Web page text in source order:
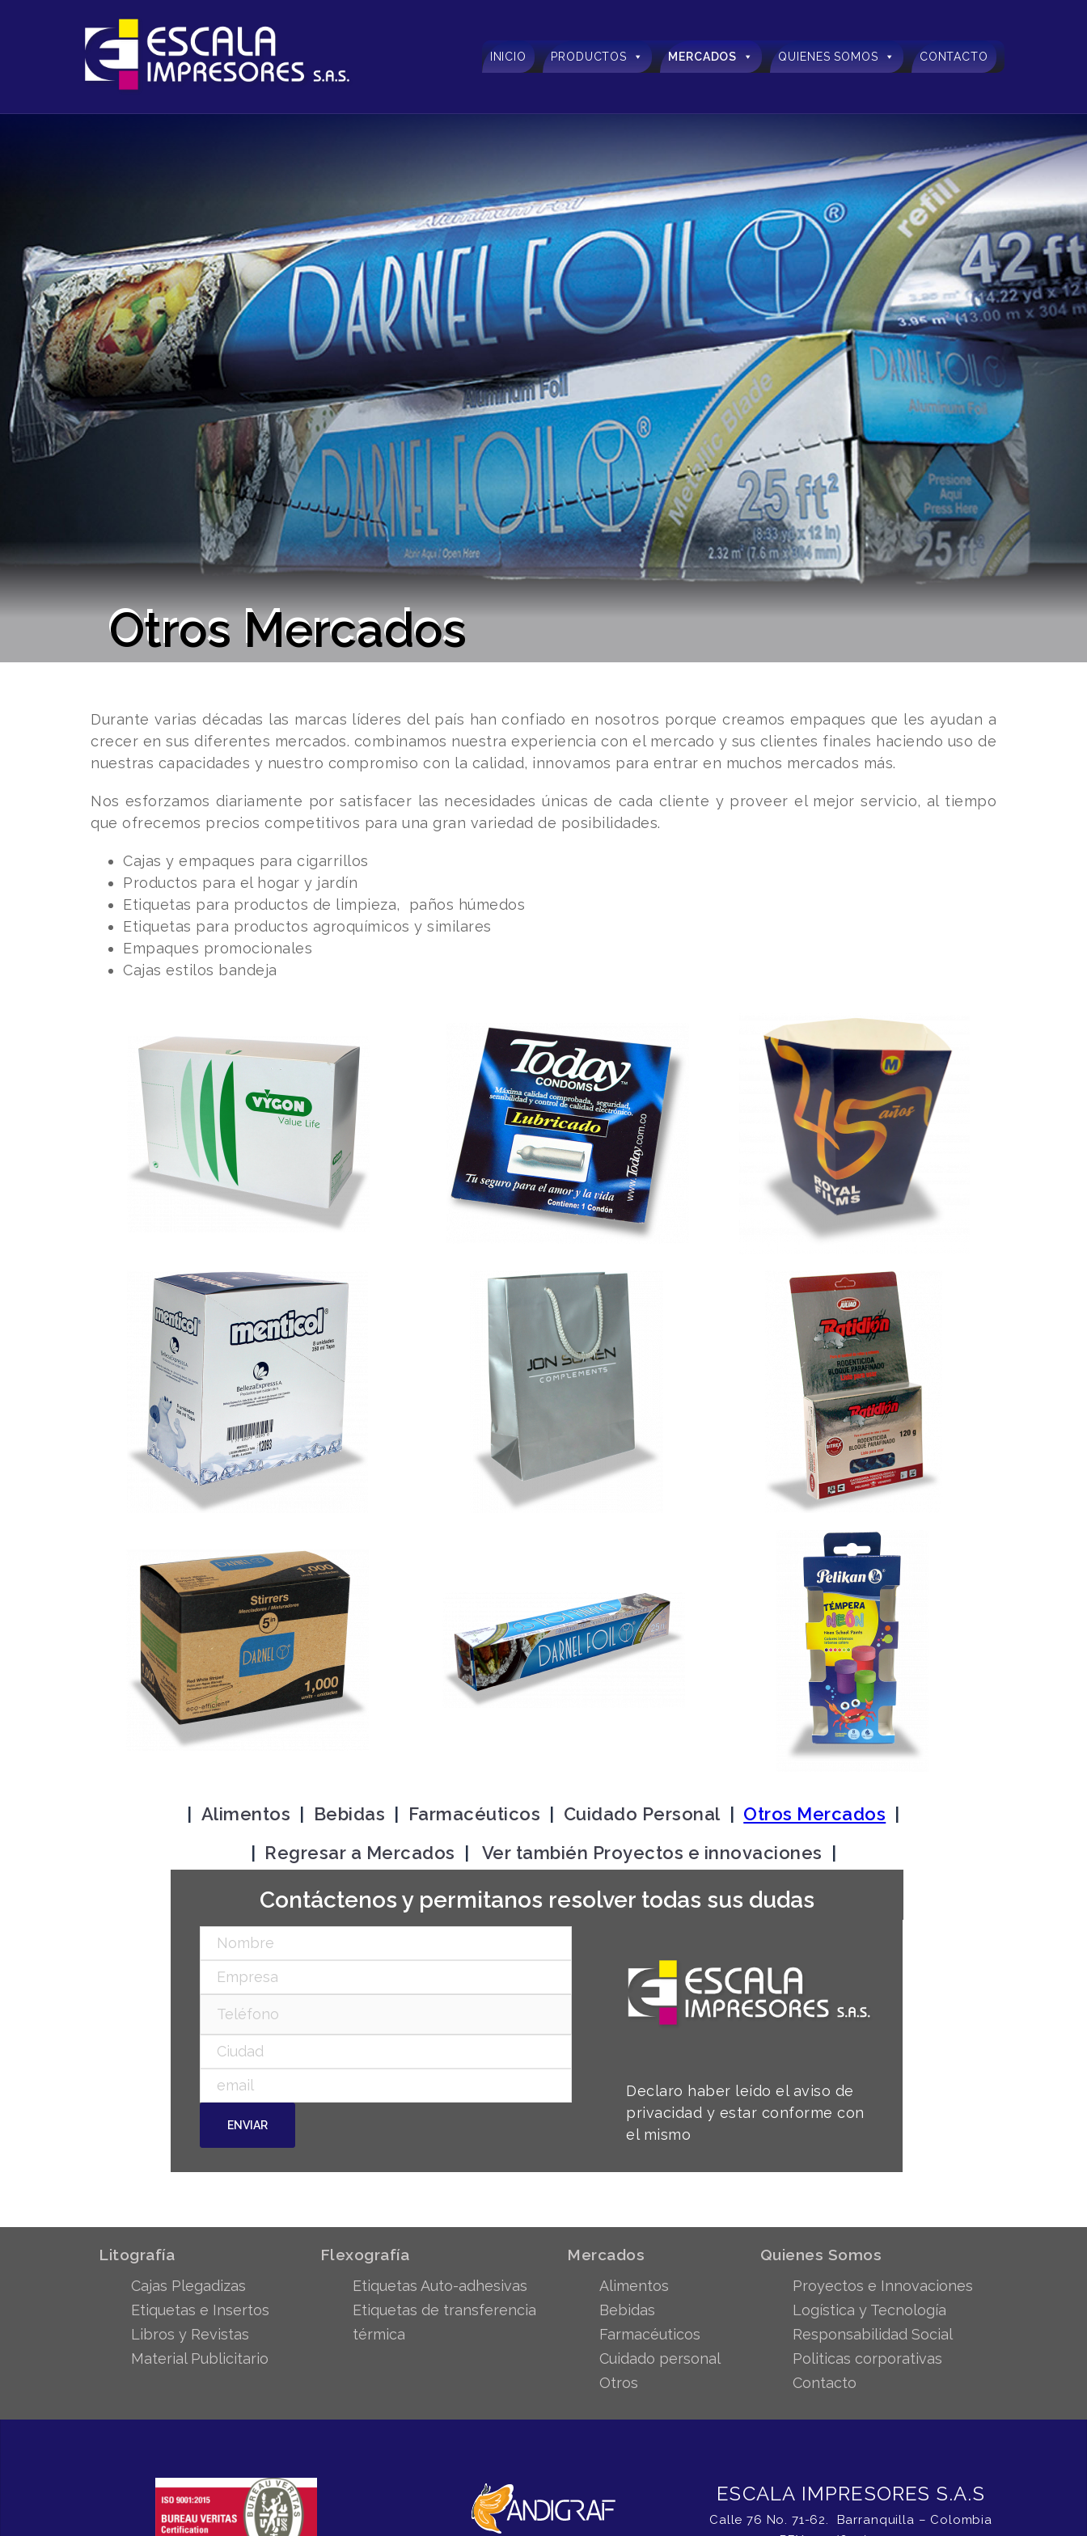
INICIO PRODUCTOS MERCADOS QUIENES SOMOS CONTACTO
Otros Mercados
Durante varias décadas las marcas líderes del país han confiado en nosotros porque creamos empaques que les ayudan a
crecer en sus diferentes mercados. combinamos nuestra experiencia con el mercado y sus clientes finales haciendo uso de
nuestras capacidades y nuestro compromiso con la calidad, innovamos para entrar en muchos mercados más.
Nos esforzamos diariamente por satisfacer las necesidades únicas de cada cliente y proveer el mejor servicio, al tiempo
que ofrecemos precios competitivos para una gran variedad de posibilidades.
Cajas y empaques para cigarrillos
Productos para el hogar y jardín
Etiquetas para productos de limpieza, paños húmedos
Etiquetas para productos agroquímicos y similares
Empaques promocionales
Cajas estilos bandeja
| Alimentos | Bebidas | Farmacéuticos | Cuidado Personal | Otros Mercados |
| Regresar a Mercados | Ver también Proyectos e innovaciones |
Contáctenos y permitanos resolver todas sus dudas
Declaro haber leído el aviso de
privacidad y estar conforme con
el mismo
Litografía
Cajas Plegadizas
Etiquetas e Insertos
Libros y Revistas
Material Publicitario
Flexografía
Etiquetas Auto-adhesivas
Etiquetas de transferencia
térmica
Mercados
Alimentos
Bebidas
Farmacéuticos
Cuidado personal
Otros
Quienes Somos
Proyectos e Innovaciones
Logística y Tecnología
Responsabilidad Social
Politicas corporativas
Contacto
ESCALA IMPRESORES S.A.S
Calle 76 No. 71-62. Barranquilla – Colombia